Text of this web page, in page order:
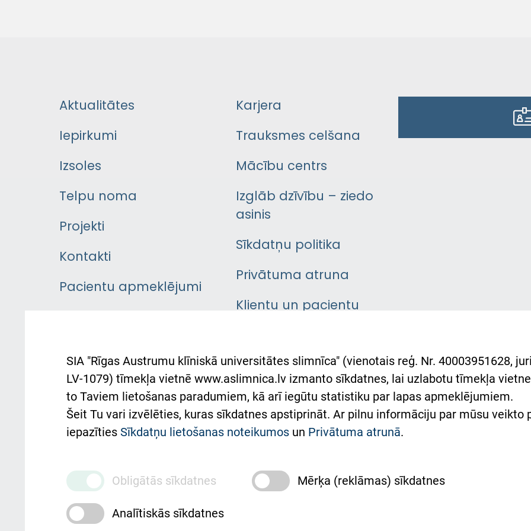
Aktualitātes
Iepirkumi
Izsoles
Telpu noma
Projekti
Kontakti
Pacientu apmeklējumi
Pacienta
atsauksmju/sūdzību
iesniegšanas kārtība
Kā pie mums nokļūt
ceļvedis
Rekvizīti un ārstniecības
Karjera
Trauksmes celšana
Mācību centrs
Izglāb dzīvību – ziedo
asinis
Sīkdatņu politika
Privātuma atruna
Klientu un pacientu
Austrumu slimnīcas
atbalsts Ukrainai
Підтримка Східної лікарні
та співпраця з Україною
SIA "Rīgas Austrumu klīniskā universitātes slimnīca" (vienotais reģ. Nr. 40003951628,
LV-1079) tīmekļa vietnē www.aslimnica.lv izmanto sīkdatnes, lai uzlabotu tīmekļa
to Taviem lietošanas paradumiem, kā arī iegūtu statistiku par lapas apmeklējumiem.
Šeit Tu vari izvēlēties, kuras sīkdatnes apstiprināt. Ar pilnu informāciju par mūsu veikto
iepazīties Sīkdatņu lietošanas noteikumos un Privātuma atrunā.
Obligātās sīkdatnes Mērķa (reklāmas) sīkdatnes
Analītiskās sīkdatnes